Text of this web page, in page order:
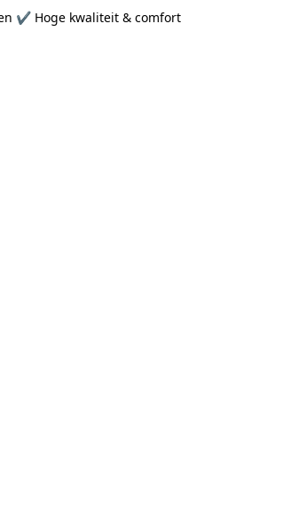
✔ Hoge kwaliteit & comfort